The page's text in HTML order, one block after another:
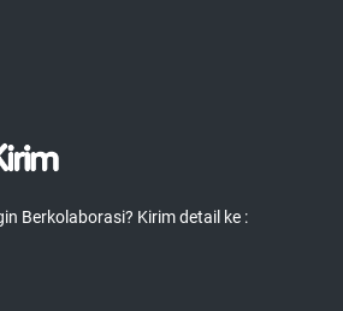
Berkolaborasi? Kirim detail ke :